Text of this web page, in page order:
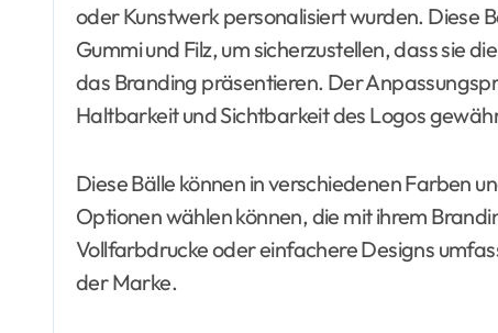
oder Kunstwerk personalisiert wurden. Diese
Gummi und Filz, um sicherzustellen, dass sie
das Branding präsentieren. Der
Haltbarkeit und Sichtbarkeit des Logos
Diese Bälle können in verschiedenen Farben
Optionen wählen können, die mit ihrem
Vollfarbdrucke oder einfachere Designs
der Marke.